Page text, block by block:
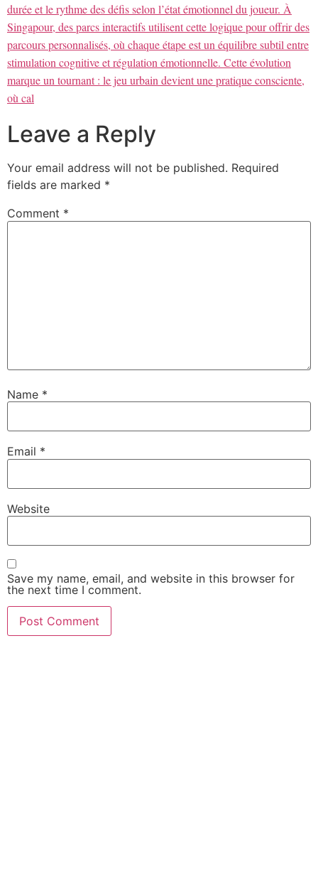
durée et le rythme des défis selon l’état émotionnel du joueur. À
Singapour, des parcs interactifs utilisent cette logique pour offrir des
parcours personnalisés, où chaque étape est un équilibre subtil entre
stimulation cognitive et régulation émotionnelle. Cette évolution
marque un tournant : le jeu urbain devient une pratique consciente,
où cal
Leave a Reply
Your email address will not be published. Required
fields are marked *
Comment *
Name *
Email *
Website
Save my name, email, and website in this browser for
the next time I comment.